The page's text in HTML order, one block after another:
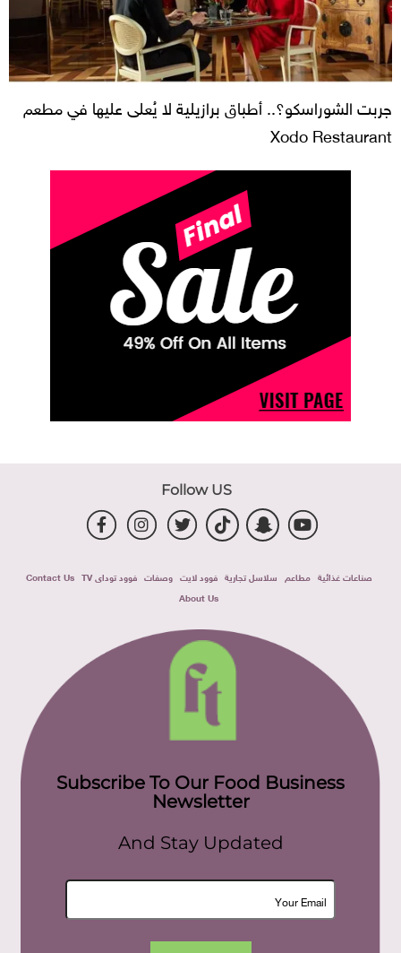
جربت الشوراسكو؟.. أطباق برازيلية لا يُعلى عليها في مطعم
Xodo Restaurant
Follow US
صناعات غذائية مطاعم سلاسل تجارية فوود لايت وصفات فوود توداى TV
Contact Us
About Us
Subscribe To Our Food Business
Newsletter
And Stay Updated